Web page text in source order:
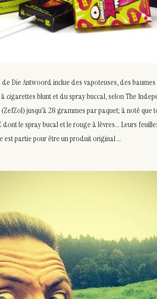
Die Antwoord inclue des vapoteuses, des
cigarettes blunt et du spray buccal, selon The
jusqu’à 28 grammes par paquet; à noté que
le spray bucal et le rouge à lèvres… Leurs
est partie pour être un produit original …